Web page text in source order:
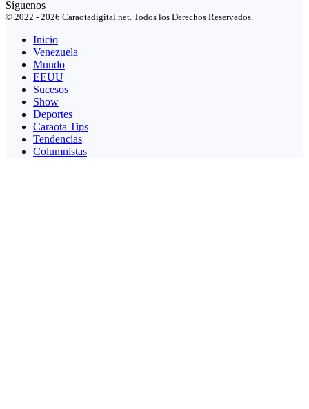
Síguenos
© 2022 - 2026 Caraotadigital.net. Todos los Derechos Reservados.
Inicio
Venezuela
Mundo
EEUU
Sucesos
Show
Deportes
Caraota Tips
Tendencias
Columnistas